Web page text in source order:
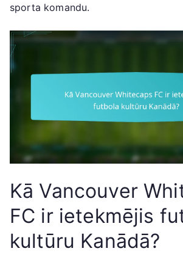
sporta komandu.
Kā Vancouver
FC ir ietekmējis
kultūru Kanādā?